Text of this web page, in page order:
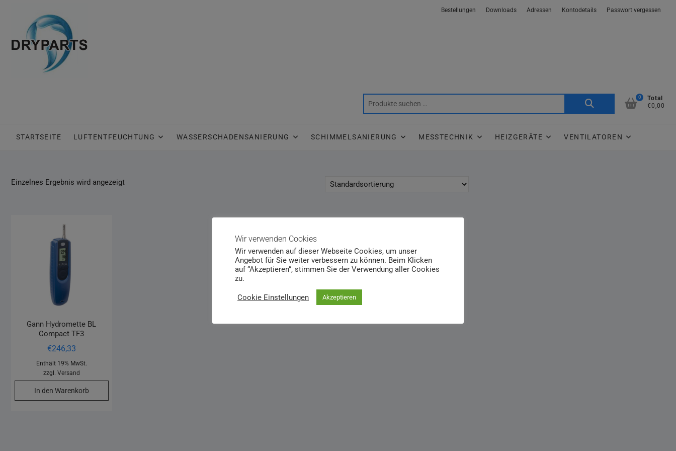
Bestellungen Downloads Adressen Kontodetails Passwort vergessen
0
Total
€0,00
STARTSEITE LUFTENTFEUCHTUNG WASSERSCHADENSANIERUNG SCHIMMELSANIERUNG MESSTECHNIK HEIZGERÄTE VENTILATOREN
Einzelnes Ergebnis wird angezeigt
Gann Hydromette BL
Compact TF3
€246,33
Enthält 19% MwSt.
zzgl. Versand
In den Warenkorb
Wir verwenden Cookies
Wir verwenden auf dieser Webseite Cookies, um unser
Angebot für Sie weiter verbessern zu können. Beim Klicken
auf “Akzeptieren”, stimmen Sie der Verwendung aller Cookies
zu.
Cookie Einstellungen Akzeptieren